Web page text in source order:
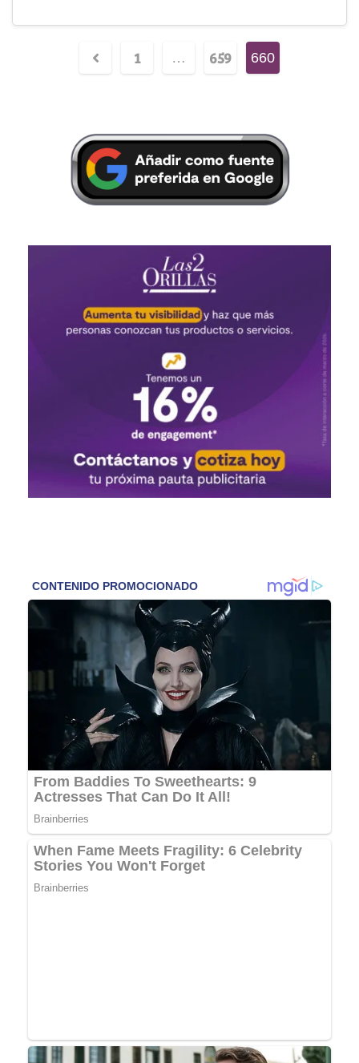
1 … 659 660